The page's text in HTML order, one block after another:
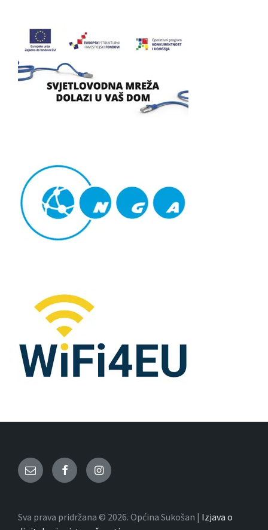
Email FacebookInstagram
Sva prava pridržana © 2026. Općina Sukošan | Izjava o